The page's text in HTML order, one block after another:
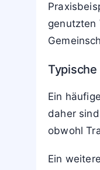
genutzten
Ein
daher
obwohl
Ein